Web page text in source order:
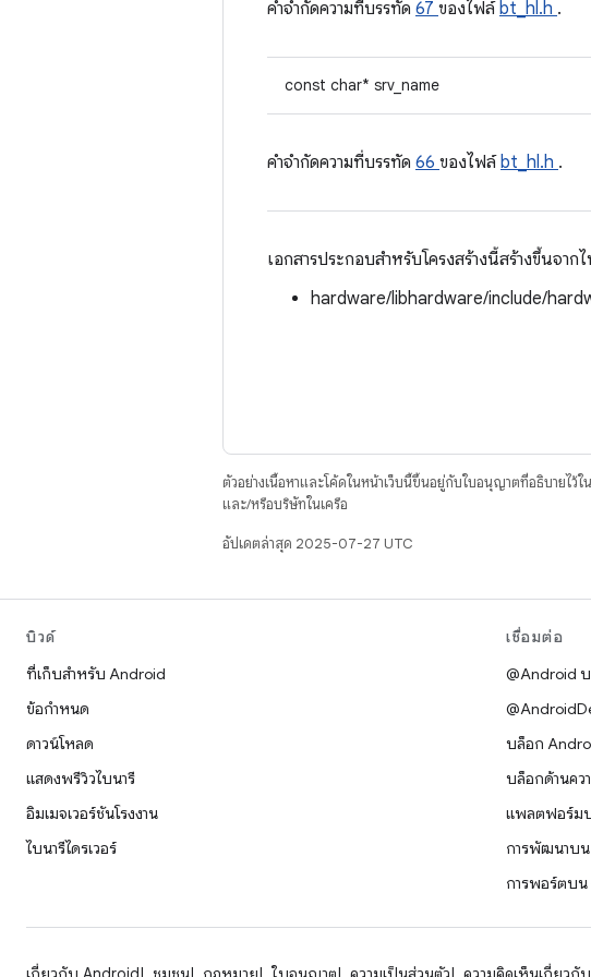
คําจํากัดความที่บรรทัด 67 ของไฟล์bt_hl.h .
const char* srv_name
คําจํากัดความที่บรรทัด 66 ของไฟล์bt_hl.h .
เอกสารประกอบสำหรับโครงสร้างนี้สร้างขึ้นจาก
hardware/libhardware/include/
ตัวอย่างเนื้อหาและโค้ดในหน้าเว็บนี้ขึ้นอยู่กับใบอนุญาตที่อธิบายไว้ใน
และ/หรือบริษัทในเครือ
อัปเดตล่าสุด 2025-07-27 UTC
บิวด์
ที่เก็บสำหรับ Android
ข้อกำหนด
ดาวน์โหลด
แสดงพรีวิวไบนารี
อิมเมจเวอร์ชันโรงงาน
ไบนารีไดรเวอร์
เชื่อมต่อ
@Android
บล็อก
บล็อกด้านคว
แพลตฟอร์ม
การพัฒนาบ
การพอร์ตบ